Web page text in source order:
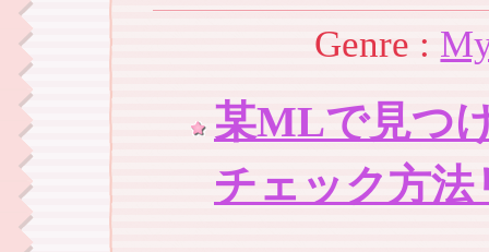
Genre :
某MLで見つ
チェック方法